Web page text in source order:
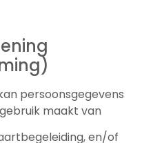
persoonsgegevens
maakt van
en/of